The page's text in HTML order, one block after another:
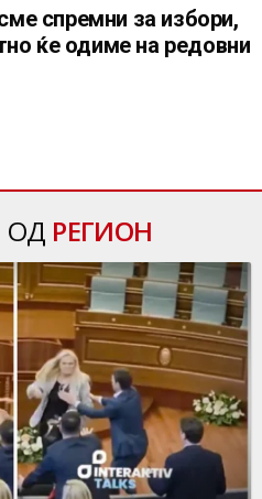
спремни за избори,
ќе одиме на редовни
ОД РЕГИОН